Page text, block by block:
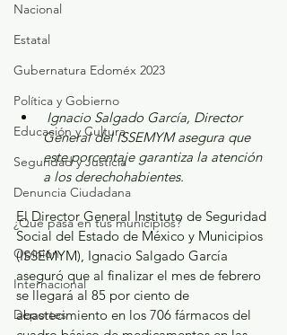
Nacional
Estatal
Gubernatura Edoméx 2023
Política y Gobierno
Educación y Cultura
Seguridad y Justicia
Denuncia Ciudadana
¿Qué pasa en tus municipios?
Opinión
Internacional
Deportes
Ignacio Salgado García, Director
General del ISSEMYM asegura que
este porcentaje garantiza la atención
a los derechohabientes.
El Director General Instituto de Seguridad
Social del Estado de México y Municipios
(ISSEMYM), Ignacio Salgado García
aseguró que al finalizar el mes de febrero
se llegará al 85 por ciento de
abastecimiento en los 706 fármacos del